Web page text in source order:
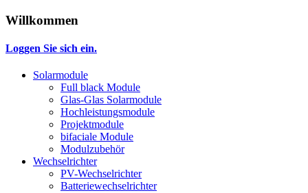
Willkommen
Loggen Sie sich ein.
Solarmodule
Full black Module
Glas-Glas Solarmodule
Hochleistungsmodule
Projektmodule
bifaciale Module
Modulzubehör
Wechselrichter
PV-Wechselrichter
Batteriewechselrichter